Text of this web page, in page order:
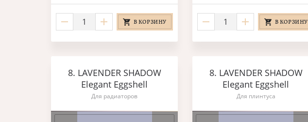
В КОРЗИНУ В КОРЗИНУ
8. LAVENDER SHADOW
Elegant Eggshell
Для радиаторов
8. LAVENDER SHADOW
Elegant Eggshell
Для плинтуса